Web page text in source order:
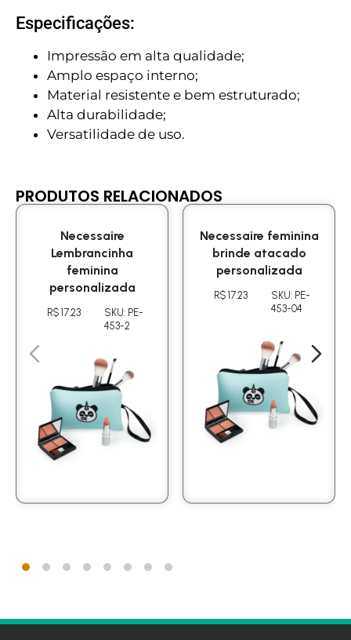
Especificações:
Impressão em alta qualidade;
Amplo espaço interno;
Material resistente e bem estruturado;
Alta durabilidade;
Versatilidade de uso.
PRODUTOS RELACIONADOS
Necessaire
Lembrancinha
feminina
personalizada
R$ 17.23
SKU: PE-
453-2
Necessaire feminina
brinde atacado
personalizada
R$ 17.23
SKU: PE-
453-04